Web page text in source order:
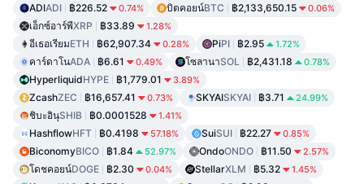
ADIADI ฿226.52 0.74% บิตคอยน์BTC ฿2,133,650.15 0.06%
เอ็กซ์อาร์พีXRP ฿33.89 1.28%
อีเธอเรียมETH ฿62,907.34 0.28% PiPI ฿2.95 1.72%
คาร์ดาโนADA ฿6.61 0.49% โซลานาSOL ฿2,431.18 0.78%
HyperliquidHYPE ฿1,779.01 3.89%
ZcashZEC ฿16,657.41 0.73% SKYAISKYAI ฿3.71 24.99%
ชิบะอินุSHIB ฿0.0001528 1.41%
HashflowHFT ฿0.4198 57.18% SuiSUI ฿22.27 0.85%
BiconomyBICO ฿1.84 52.97% OndoONDO ฿11.50 2.57%
โดชคอยน์DOGE ฿2.30 0.04% StellarXLM ฿5.32 1.45%